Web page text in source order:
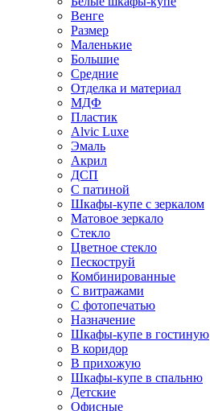
Венге
Размер
Маленькие
Большие
Средние
Отделка и материал
МДФ
Пластик
Alvic Luxe
Эмаль
Акрил
ДСП
С патиной
Шкафы-купе с зеркалом
Матовое зеркало
Стекло
Цветное стекло
Пескоструй
Комбинированные
С витражами
С фотопечатью
Назначение
Шкафы-купе в гостиную
В коридор
В прихожую
Шкафы-купе в спальню
Детские
Офисные